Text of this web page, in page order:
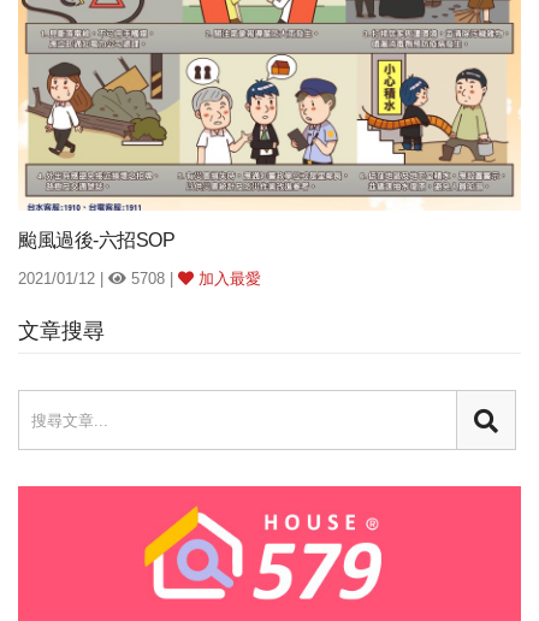
文章搜尋
颱風過後-六招SOP
2021/01/12 | 5708 | 加入最愛